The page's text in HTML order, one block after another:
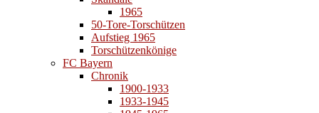
1965
50-Tore-Torschützen
Aufstieg 1965
Torschützenkönige
FC Bayern
Chronik
1900-1933
1933-1945